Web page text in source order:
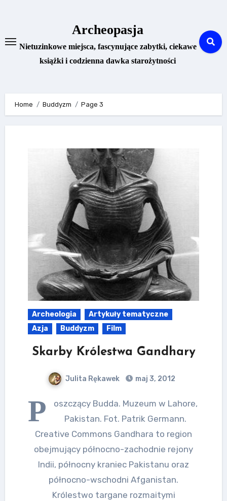
Archeopasja
Nietuzinkowe miejsca, fascynujące zabytki, ciekawe
książki i codzienna dawka starożytności
Home Buddyzm Page 3
Archeologia
Artykuły tematyczne
Azja
Buddyzm Film
Skarby Królestwa Gandhary
Julita Rękawek maj 3, 2012
P
oszczący Budda. Muzeum w Lahore,
Pakistan. Fot. Patrik Germann.
Creative Commons Gandhara to region
obejmujący północno-zachodnie rejony
Indii, północny kraniec Pakistanu oraz
północno-wschodni Afganistan.
Królestwo targane rozmaitymi